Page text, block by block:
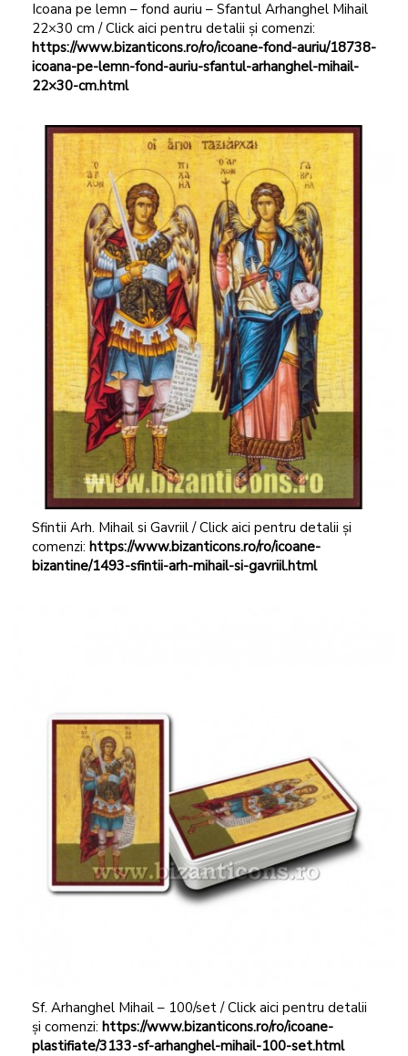
Icoana pe lemn – fond auriu – Sfantul Arhanghel Mihail
22×30 cm / Click aici pentru detalii și comenzi:
https://www.bizanticons.ro/ro/icoane-fond-auriu/18738-
icoana-pe-lemn-fond-auriu-sfantul-arhanghel-mihail-
22×30-cm.html
Sfintii Arh. Mihail si Gavriil / Click aici pentru detalii și
comenzi: https://www.bizanticons.ro/ro/icoane-
bizantine/1493-sfintii-arh-mihail-si-gavriil.html
Sf. Arhanghel Mihail – 100/set / Click aici pentru detalii
și comenzi: https://www.bizanticons.ro/ro/icoane-
plastifiate/3133-sf-arhanghel-mihail-100-set.html